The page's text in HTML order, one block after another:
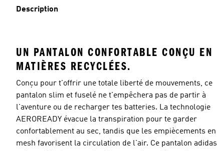
Description
UN PANTALON CONFORTABLE CONÇU EN
MATIÈRES RECYCLÉES.
Conçu pour t'offrir une totale liberté de mouvements, ce
pantalon slim et fuselé ne t'empêchera pas de partir à
l'aventure ou de recharger tes batteries. La technologie
AEROREADY évacue la transpiration pour te garder
confortablement au sec, tandis que les empiècements en
mesh favorisent la circulation de l'air. Ce pantalon adidas